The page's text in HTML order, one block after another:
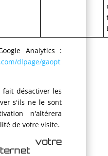
Analytics :
dlpage/gaopt
fait désactiver les
s'ils ne le sont
n'altérera
de votre visite.
votre